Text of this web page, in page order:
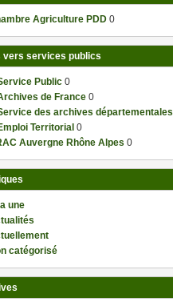
Agriculture PDD 0
vers services publics
Public 0
de France 0
des archives départementales
Territorial 0
Auvergne Rhône Alpes 0
une
catégorisé